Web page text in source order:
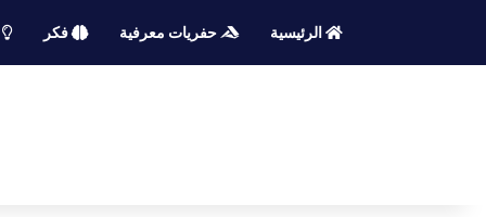
الرئيسية حفريات معرفية فكر